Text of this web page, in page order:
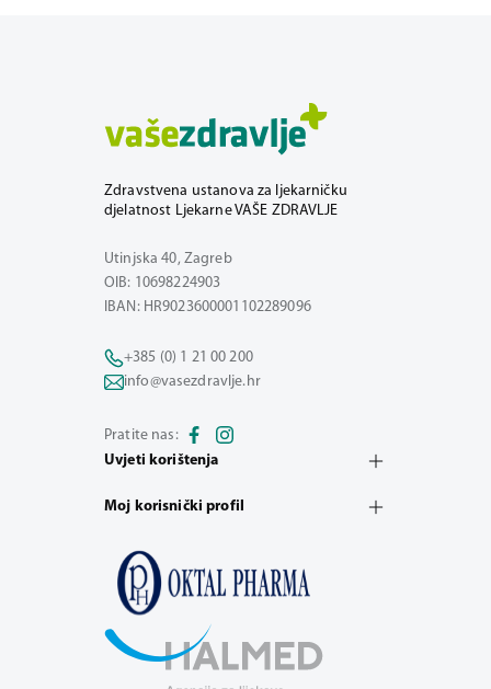
Zdravstvena ustanova za ljekarničku
djelatnost Ljekarne VAŠE ZDRAVLJE
Utinjska 40, Zagreb
OIB: 10698224903
IBAN: HR9023600001102289096
+385 (0) 1 21 00 200
info@vasezdravlje.hr
Pratite nas:
Uvjeti korištenja
Moj korisnički profil